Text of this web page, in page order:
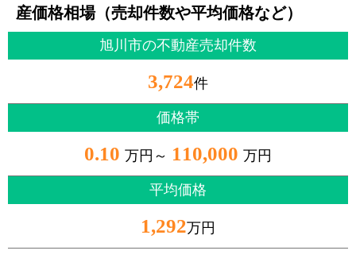
産価格相場（売却件数や平均価格など）
旭川市の不動産売却件数
3,724件
価格帯
0.10 万円～ 110,000 万円
平均価格
1,292万円